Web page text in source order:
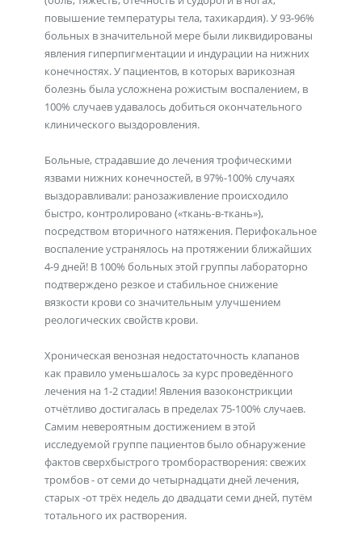
повышение температуры тела, тахикардия). У 93-96%
больных в значительной мере были ликвидированы
явления гиперпигментации и индурации на нижних
конечностях. У пациентов, в которых варикозная
болезнь была усложнена рожистым воспалением, в
100% случаев удавалось добиться окончательного
клинического выздоровления.
Больные, страдавшие до лечения трофическими
язвами нижних конечностей, в 97%-100% случаях
выздоравливали: ранозаживление происходило
быстро, контролировано («ткань-в-ткань»),
посредством вторичного натяжения. Перифокальное
воспаление устранялось на протяжении ближайших
4-9 дней! В 100% больных этой группы лабораторно
подтверждено резкое и стабильное снижение
вязкости крови со значительным улучшением
реологических свойств крови.
Хроническая венозная недостаточность клапанов
как правило уменьшалось за курс проведённого
лечения на 1-2 стадии! Явления вазоконстрикции
отчётливо достигалась в пределах 75-100% случаев.
Самим невероятным достижением в этой
исследуемой группе пациентов было обнаружение
фактов сверхбыстрого тромборастворения: свежих
тромбов - от семи до четырнадцати дней лечения,
старых -от трёх недель до двадцати семи дней, путём
тотального их растворения.